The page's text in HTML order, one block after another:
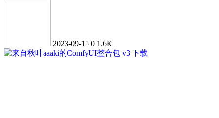
2023-09-15 0 1.6K